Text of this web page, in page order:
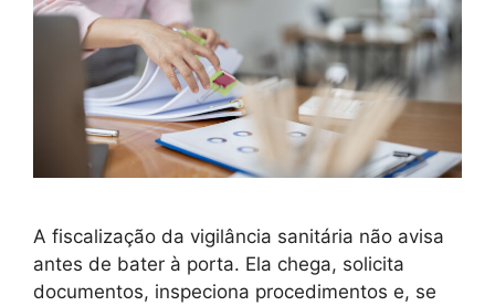
A fiscalização da vigilância sanitária não avisa
antes de bater à porta. Ela chega, solicita
documentos, inspeciona procedimentos e, se